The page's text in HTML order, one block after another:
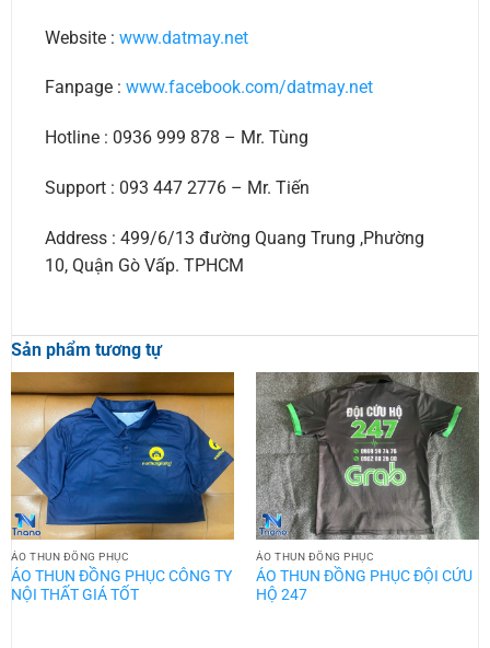
Website : www.datmay.net
Fanpage : www.facebook.com/datmay.net
Hotline : 0936 999 878 – Mr. Tùng
Support : 093 447 2776 – Mr. Tiến
Address : 499/6/13 đường Quang Trung ,Phường
10, Quận Gò Vấp. TPHCM
Sản phẩm tương tự
ÁO THUN ĐỒNG PHỤC
ÁO THUN ĐỒNG PHỤC CÔNG TY
NỘI THẤT GIÁ TỐT
ÁO THUN ĐỒNG PHỤC
ÁO THUN ĐỒNG PHỤC ĐỘI CỨU
HỘ 247